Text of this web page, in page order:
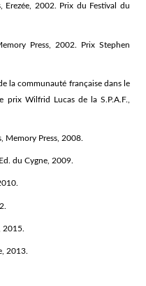
Erezée, 2002. Prix du Festival du
Press, 2002. Prix Stephen
la communauté française dans le
Wilfrid Lucas de la S.P.A.F.,
Memory Press, 2008.
du Cygne, 2009.
2015.
2013.